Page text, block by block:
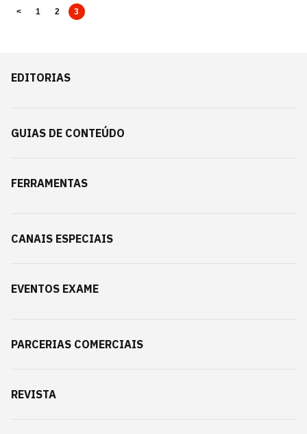
< 1 2 3
EDITORIAS
GUIAS DE CONTEÚDO
FERRAMENTAS
CANAIS ESPECIAIS
EVENTOS EXAME
PARCERIAS COMERCIAIS
REVISTA